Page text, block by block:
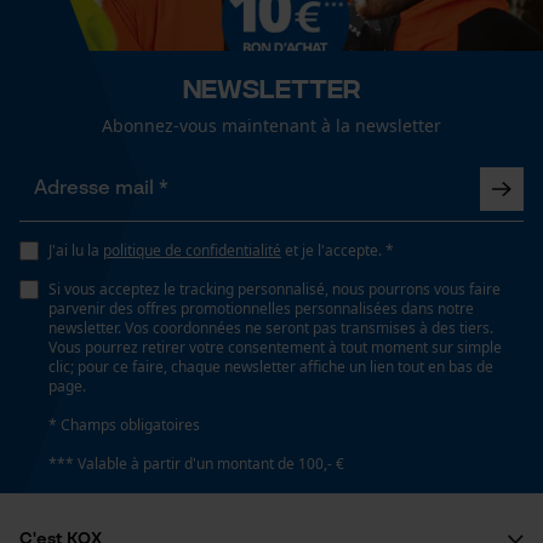
unisexe
couleur unie
Ajustement
Adjustable Fit
Visibilité
Newsletter
Abonnez-vous maintenant à la newsletter
J'ai lu la politique de confidentialité et je l'accepte. *
Si vous acceptez le tracking personnalisé, nous pourrons vous faire
parvenir des offres promotionnelles personnalisées dans notre
newsletter. Vos coordonnées ne seront pas transmises à des tiers.
Vous pourrez retirer votre consentement à tout moment sur simple
clic; pour ce faire, chaque newsletter affiche un lien tout en bas de
page.
* Champs obligatoires
*** Valable à partir d'un montant de 100,- €
C'est KOX
fonctionnalité
Panier sauvegardé
Salutation personnelle
Géo-IP et détection des
utilisateurs
Vidéos YouTube
Prise de contact par chat